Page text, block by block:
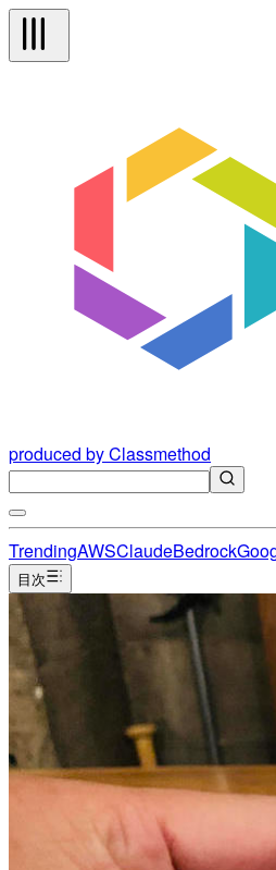
produced by Classmethod
TrendingAWSClaudeBedrock
目次